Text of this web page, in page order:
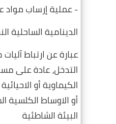
- عملية إرساب مواد
الدينامية الساحلية
عبارة عن ارتباط
التدخل، عادة على
الكيماوية أو
أو الاوساط الكلسية
البيئة الشاطئية